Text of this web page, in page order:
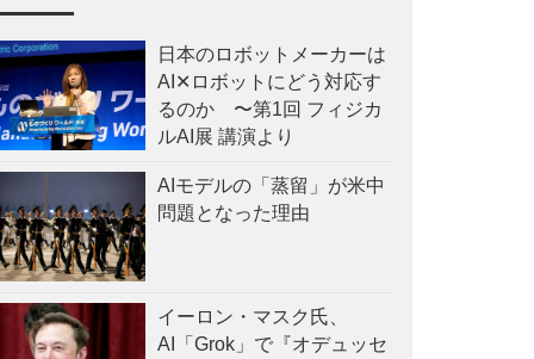
日本のロボットメーカーは
AI✕ロボットにどう対応す
るのか 〜第1回 フィジカ
ルAI展 講演より
AIモデルの「蒸留」が米中
問題となった理由
イーロン・マスク氏、
AI「Grok」で『オデュッセ